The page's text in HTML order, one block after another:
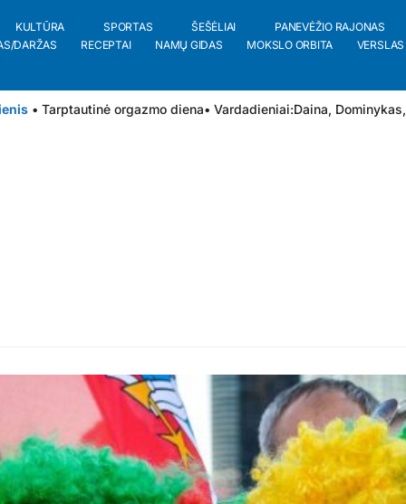
KULTŪRA SPORTAS ŠEŠĖLIAI PANEVĖŽIO RAJONAS
DARŽAS RECEPTAI NAMŲ GIDAS MOKSLO ORBITA VERSLAS
• Tarptautinė orgazmo diena• Vardadieniai:Daina, Dominykas,